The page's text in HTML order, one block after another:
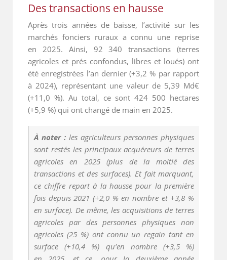
Des transactions en hausse
Après trois années de baisse, l’activité sur les
marchés fonciers ruraux a connu une reprise
en 2025. Ainsi, 92 340 transactions (terres
agricoles et prés confondus, libres et loués) ont
été enregistrées l’an dernier (+3,2 % par rapport
à 2024), représentant une valeur de 5,39 Md€
(+11,0 %). Au total, ce sont 424 500 hectares
(+5,9 %) qui ont changé de main en 2025.
À noter : les agriculteurs personnes physiques
sont restés les principaux acquéreurs de terres
agricoles en 2025 (plus de la moitié des
transactions et des surfaces). Et fait marquant,
ce chiffre repart à la hausse pour la première
fois depuis 2021 (+2,0 % en nombre et +3,8 %
en surface). De même, les acquisitions de terres
agricoles par des personnes physiques non
agricoles (25 %) ont connu un regain tant en
surface (+10,4 %) qu’en nombre (+3,5 %)